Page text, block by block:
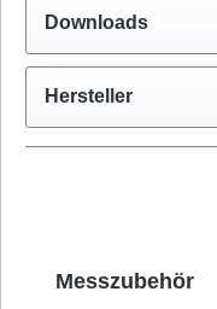
Downloads
Hersteller
Produktgalerie
Messzubehör